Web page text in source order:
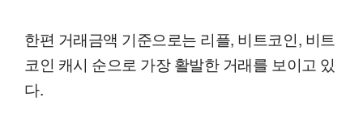
한편 거래금액 기준으로는 리플, 비트코인, 비트
코인 캐시 순으로 가장 활발한 거래를 보이고 있
다.